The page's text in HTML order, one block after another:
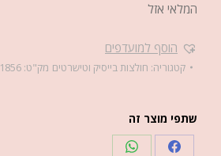
המלאי אזל
הוסף למועדפים
קטגוריה: חולצות בייסיק וטישרטים מק"ט: 1856
שתפי מוצר זה